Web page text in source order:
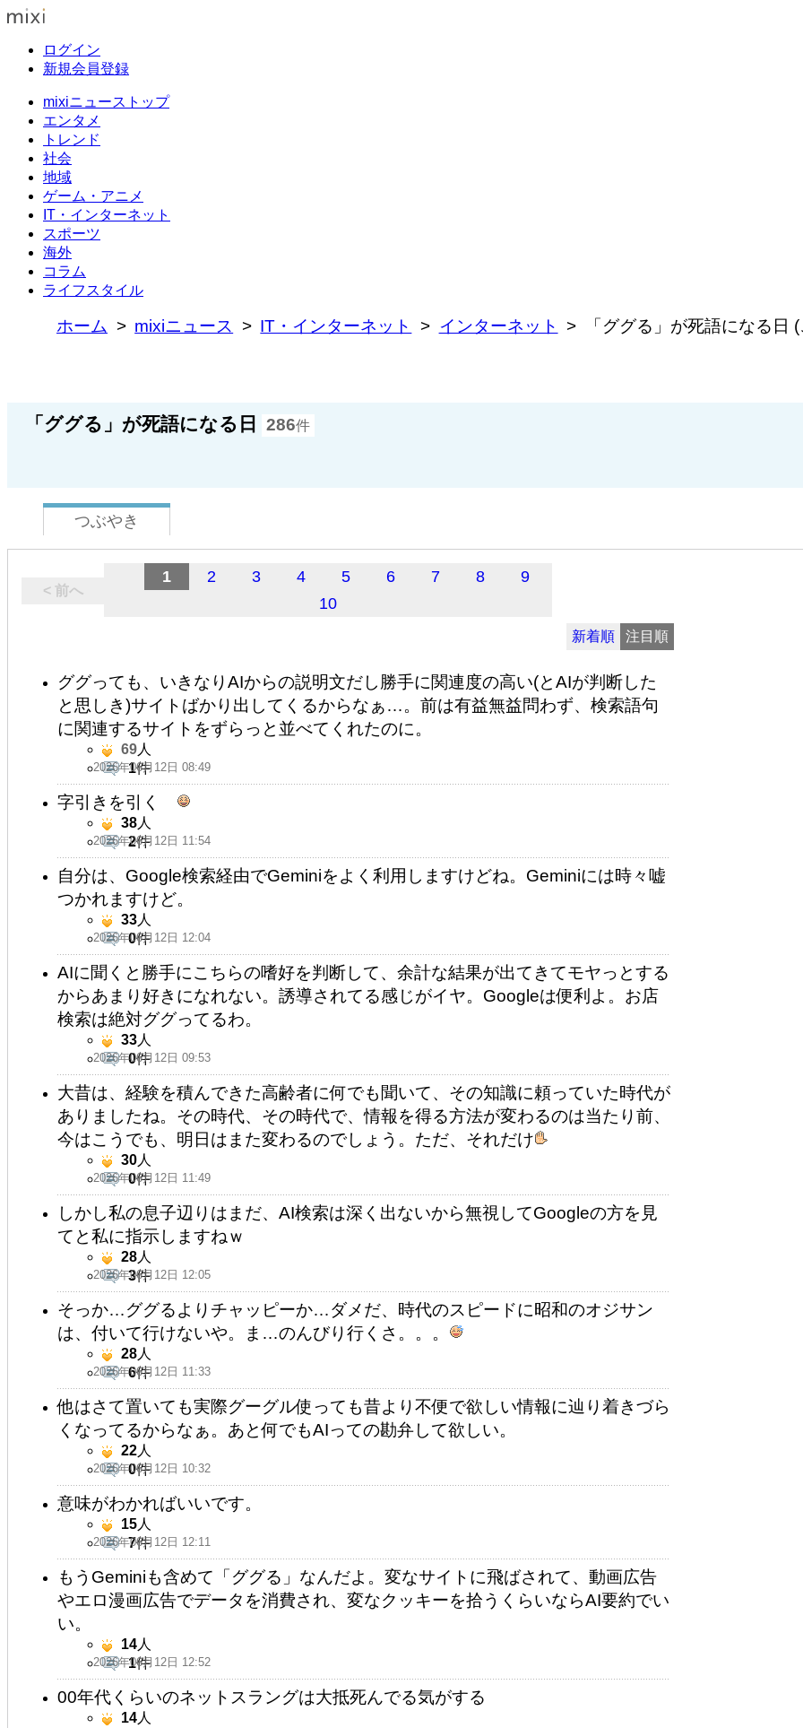
ログイン
新規会員登録
mixiニューストップ
エンタメ
トレンド
社会
地域
ゲーム・アニメ
IT・インターネット
スポーツ
海外
コラム
ライフスタイル
ホーム mixiニュース IT・インターネット インターネット 「ググる」が死語になる日
「ググる」が死語になる日 286件
つぶやき
< 前へ
1 2 3 4 5 6 7 8
9
10
新着順 注目順
ググっても、いきなりAIからの説明文だし勝手に関連度の高い(とAIが判断した
と思しき)サイトばかり出してくるからなぁ…。前は有益無益問わず、検索語句
に関連するサイトをずらっと並べてくれたのに。
2026年06月12日 08:49
69人
1件
字引きを引く
2026年06月12日 11:54
38人
2件
自分は、Google検索経由でGeminiをよく利用しますけどね。Geminiには時々嘘
つかれますけど。
2026年06月12日 12:04
33人
0件
AIに聞くと勝手にこちらの嗜好を判断して、余計な結果が出てきてモヤっとする
からあまり好きになれない。誘導されてる感じがイヤ。Googleは便利よ。お店
検索は絶対ググってるわ。
2026年06月12日 09:53
33人
0件
大昔は、経験を積んできた高齢者に何でも聞いて、その知識に頼っていた時代が
ありましたね。その時代、その時代で、情報を得る方法が変わるのは当たり前、
今はこうでも、明日はまた変わるのでしょう。ただ、それだけ
2026年06月12日 11:49
30人
0件
しかし私の息子辺りはまだ、AI検索は深く出ないから無視してGoogleの方を見
てと私に指示しますねｗ
2026年06月12日 12:05
28人
3件
そっか…ググるよりチャッピーか…ダメだ、時代のスピードに昭和のオジサン
は、付いて行けないや。ま…のんびり行くさ。。。
2026年06月12日 11:33
28人
6件
他はさて置いても実際グーグル使っても昔より不便で欲しい情報に辿り着きづら
くなってるからなぁ。あと何でもAIっての勘弁して欲しい。
2026年06月12日 10:32
22人
0件
意味がわかればいいです。
2026年06月12日 12:11
15人
7件
もうGeminiも含めて「ググる」なんだよ。変なサイトに飛ばされて、動画広告
やエロ漫画広告でデータを消費され、変なクッキーを拾うくらいならAI要約でい
い。
2026年06月12日 12:52
14人
1件
00年代くらいのネットスラングは大抵死んでる気がする
14人